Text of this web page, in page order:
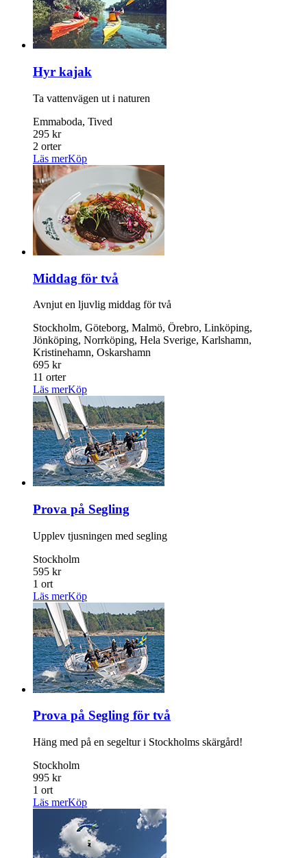
Hyr kajak
Ta vattenvägen ut i naturen
Emmaboda, Tived
295 kr
2 orter
Läs merKöp
Middag för två
Avnjut en ljuvlig middag för två
Stockholm, Göteborg, Malmö, Örebro, Linköping,
Jönköping, Norrköping, Hela Sverige, Karlshamn,
Kristinehamn, Oskarshamn
695 kr
11 orter
Läs merKöp
Prova på Segling
Upplev tjusningen med segling
Stockholm
595 kr
1 ort
Läs merKöp
Prova på Segling för två
Häng med på en segeltur i Stockholms skärgård!
Stockholm
995 kr
1 ort
Läs merKöp